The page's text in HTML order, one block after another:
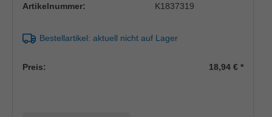
Artikelnummer: K1837319
Bestellartikel: aktuell nicht auf Lager
Preis: 18,94 €*